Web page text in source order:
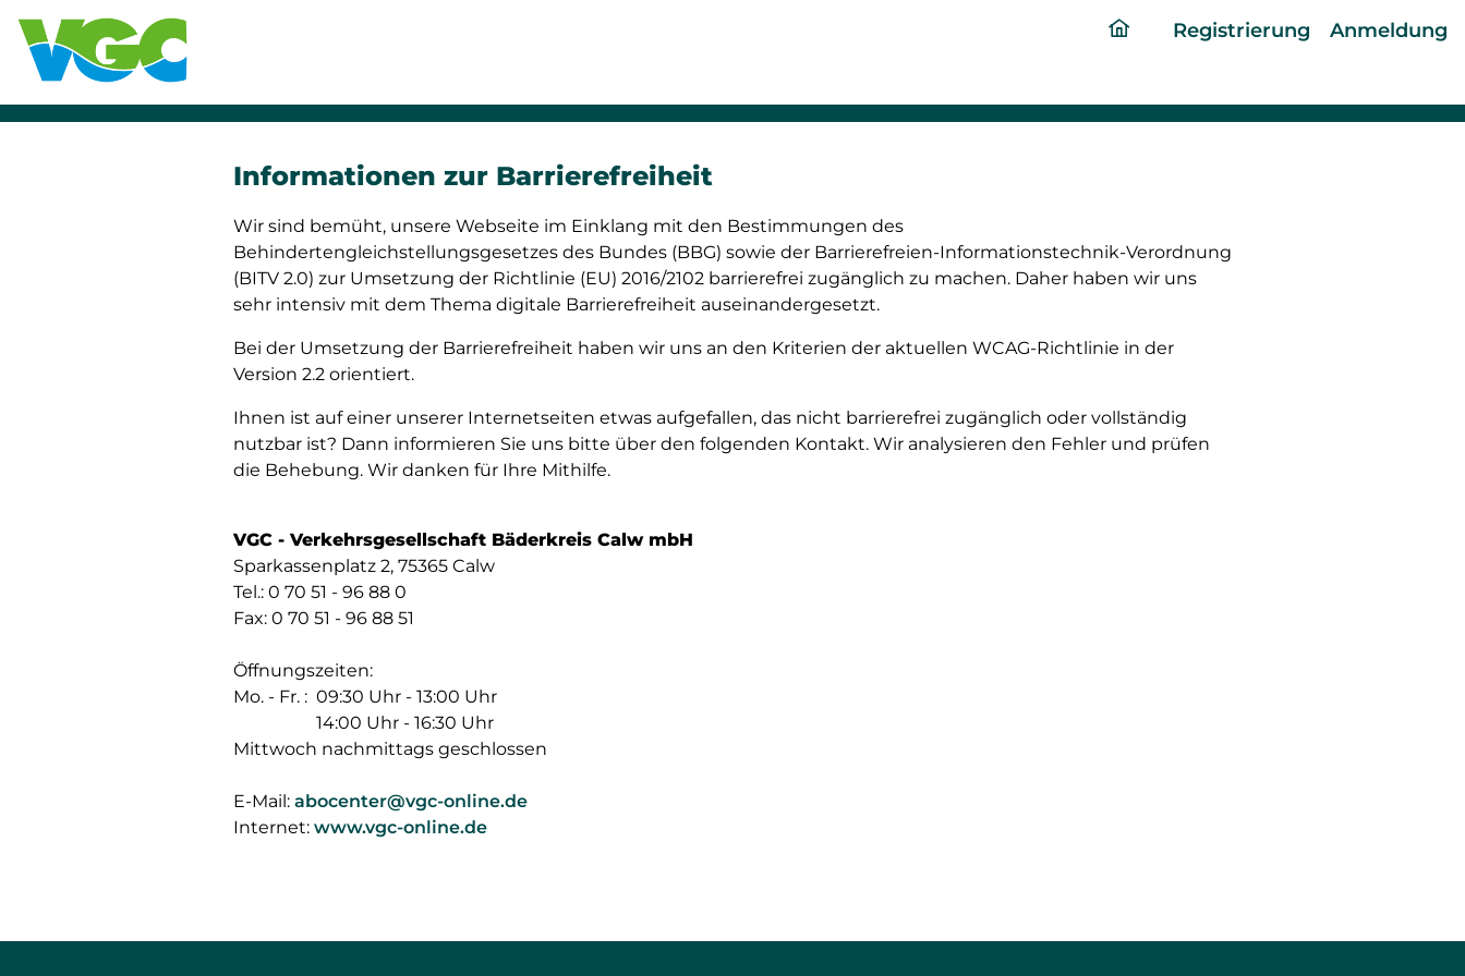
dingRegistrierung Anmeldung
Informationen zur Barrierefreiheit
Wir sind bemüht, unsere Webseite im Einklang mit den Bestimmungen des
Behindertengleichstellungsgesetzes des Bundes (BBG) sowie der Barrierefreien-Informationstechnik-Verordnung
(BITV 2.0) zur Umsetzung der Richtlinie (EU) 2016/2102 barrierefrei zugänglich zu machen. Daher haben wir uns
sehr intensiv mit dem Thema digitale Barrierefreiheit auseinandergesetzt.
Bei der Umsetzung der Barrierefreiheit haben wir uns an den Kriterien der aktuellen WCAG-Richtlinie in der
Version 2.2 orientiert.
Ihnen ist auf einer unserer Internetseiten etwas aufgefallen, das nicht barrierefrei zugänglich oder vollständig
nutzbar ist? Dann informieren Sie uns bitte über den folgenden Kontakt. Wir analysieren den Fehler und prüfen
die Behebung. Wir danken für Ihre Mithilfe.
VGC - Verkehrsgesellschaft Bäderkreis Calw mbH
Sparkassenplatz 2, 75365 Calw
Tel.: 0 70 51 - 96 88 0
Fax: 0 70 51 - 96 88 51
Öffnungszeiten:
Mo. - Fr. : 09:30 Uhr - 13:00 Uhr
14:00 Uhr - 16:30 Uhr
Mittwoch nachmittags geschlossen
E-Mail: abocenter@vgc-online.de
Internet: www.vgc-online.de